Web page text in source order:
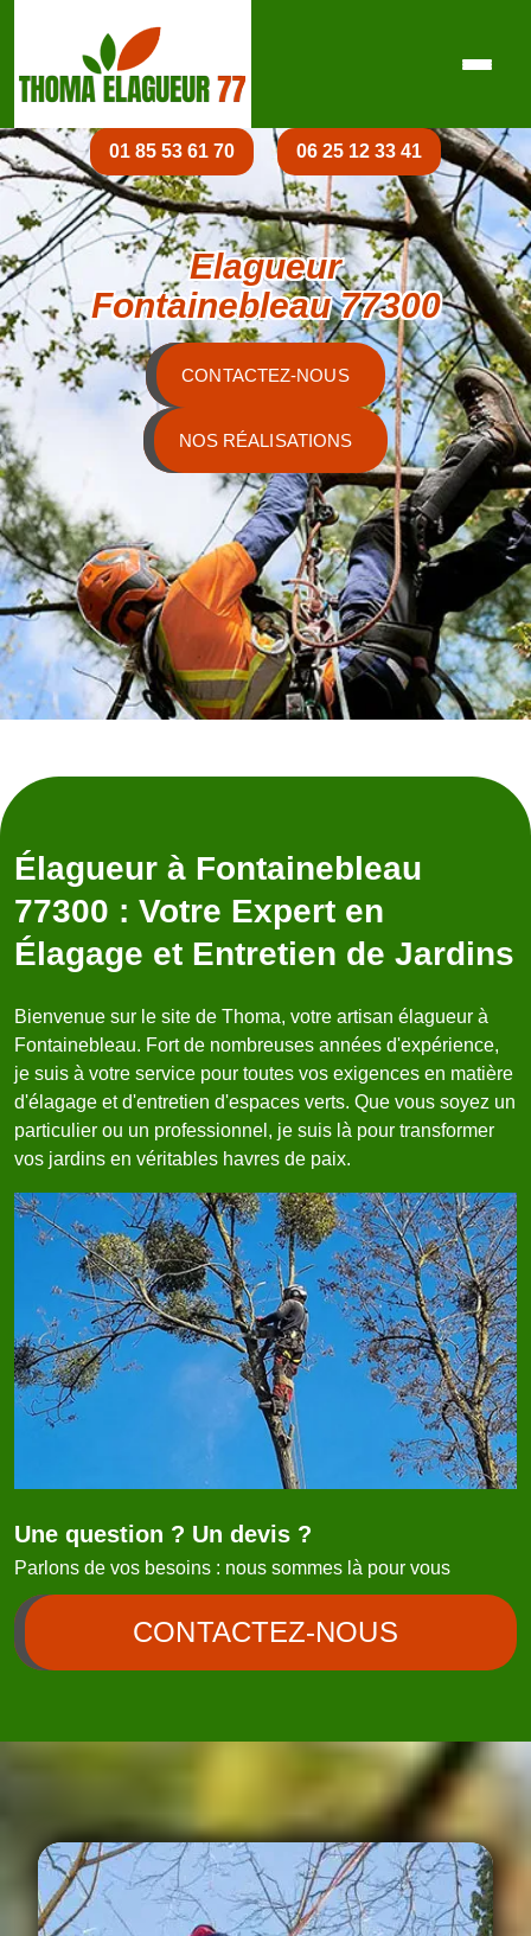
01 85 53 61 70 06 25 12 33 41
Elagueur
Fontainebleau 77300
CONTACTEZ-NOUS
NOS RÉALISATIONS
Élagueur à Fontainebleau
77300 : Votre Expert en
Élagage et Entretien de Jardins
Bienvenue sur le site de Thoma, votre artisan élagueur à
Fontainebleau. Fort de nombreuses années d'expérience,
je suis à votre service pour toutes vos exigences en matière
d'élagage et d'entretien d'espaces verts. Que vous soyez un
particulier ou un professionnel, je suis là pour transformer
vos jardins en véritables havres de paix.
Une question ? Un devis ?
Parlons de vos besoins : nous sommes là pour vous
CONTACTEZ-NOUS